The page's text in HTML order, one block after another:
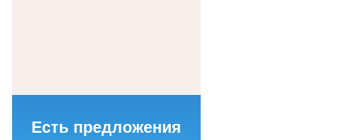
Есть предложения